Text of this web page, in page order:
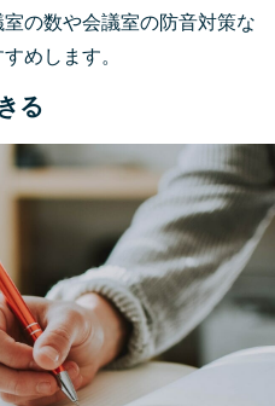
の数や会議室の防音対策な
めします。
る